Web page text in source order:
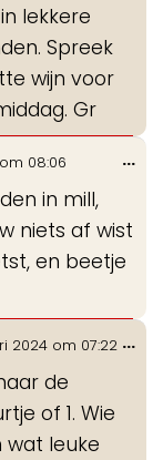
lekkere
Spreek
wijn voor
Gr
om 08:06
in mill,
niets af wist
en beetje
...
2024 om 07:22
de
of 1. Wie
wat leuke
...